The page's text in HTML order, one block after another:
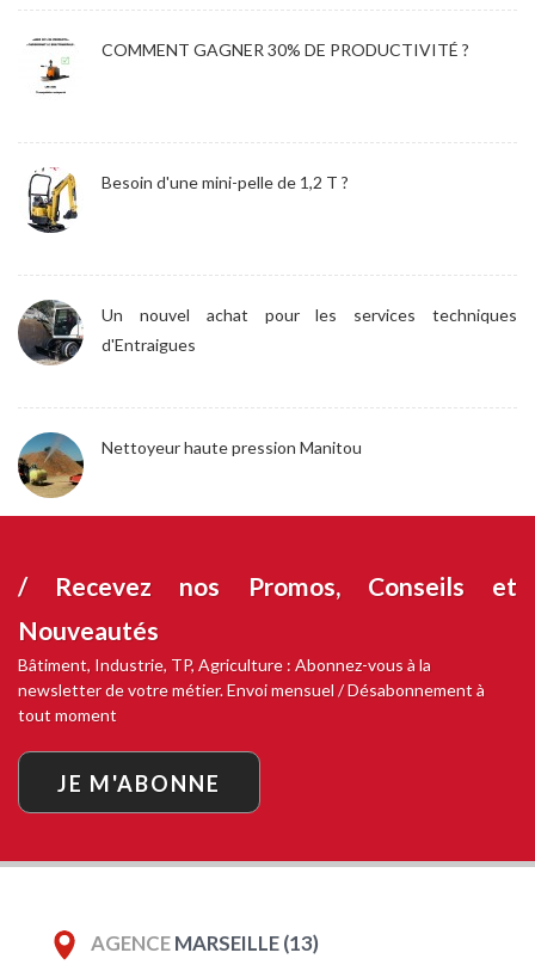
COMMENT GAGNER 30% DE PRODUCTIVITÉ ?
Besoin d'une mini-pelle de 1,2 T ?
Un nouvel achat pour les services techniques
d'Entraigues
Nettoyeur haute pression Manitou
/ Recevez nos Promos, Conseils et
Nouveautés
Bâtiment, Industrie, TP, Agriculture : Abonnez-vous à la
newsletter de votre métier. Envoi mensuel / Désabonnement à
tout moment
JE M'ABONNE
AGENCEMARSEILLE (13)